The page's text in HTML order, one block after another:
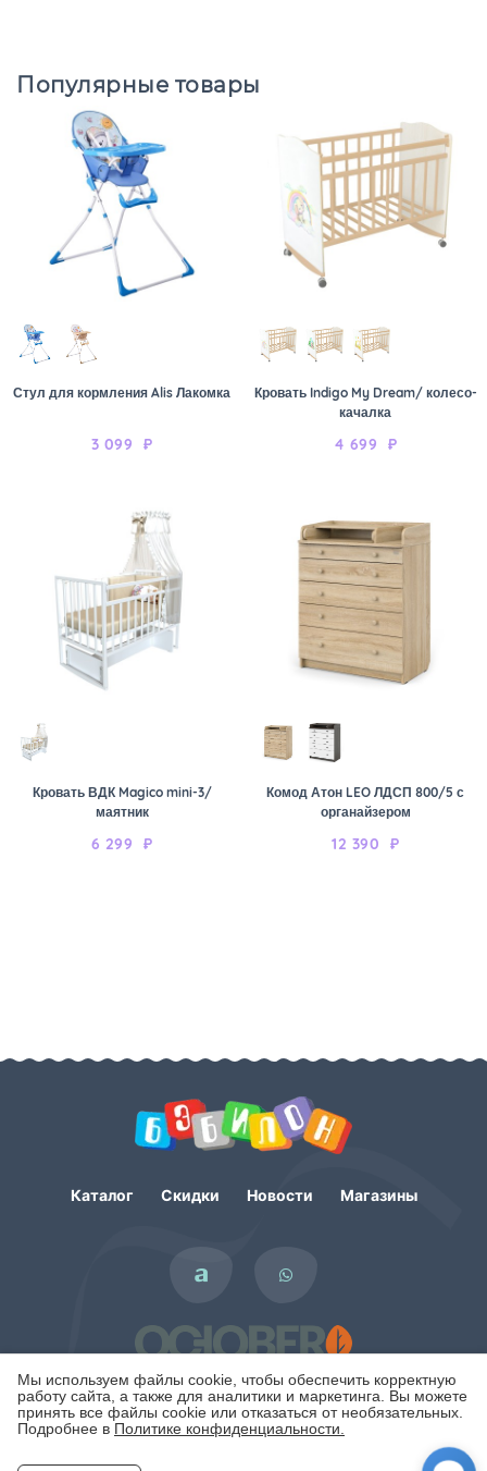
Мы используем файлы cookie, чтобы обеспечить корректную
работу сайта, а также для аналитики и маркетинга. Вы можете
принять все файлы cookie или отказаться от необязательных.
Подробнее в Политике конфиденциальности.
Популярные товары
Стул для кормления Alis Лакомка
3 099 ₽
Кровать Indigo My Dream/ колесо-
качалка
4 699 ₽
Кровать ВДК Magico mini-3/
маятник
6 299 ₽
Комод Атон LEO ЛДСП 800/5 с
органайзером
12 390 ₽
Каталог Скидки Новости Магазины
Политика конфиденциальности